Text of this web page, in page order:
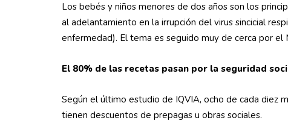
Los bebés y niños menores de dos años son los
al adelantamiento en la irrupción del virus sincicial
enfermedad). El tema es seguido muy de cerca por
El 80% de las recetas pasan por la seguridad
Según el último estudio de IQVIA, ocho de cada diez
tienen descuentos de prepagas u obras sociales.